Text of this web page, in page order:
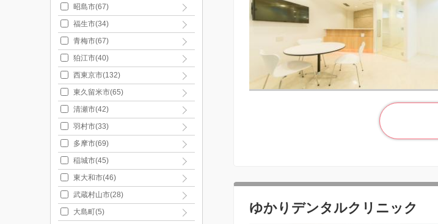
昭島市(67)
福生市(34)
青梅市(67)
狛江市(40)
西東京市(132)
東久留米市(65)
清瀬市(42)
羽村市(33)
多摩市(69)
稲城市(45)
東大和市(46)
武蔵村山市(28)
大島町(5)
ゆかりデンタルクリニック